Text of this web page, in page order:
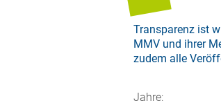
Transparenz ist
MMV und ihrer
zudem alle
Jahre: